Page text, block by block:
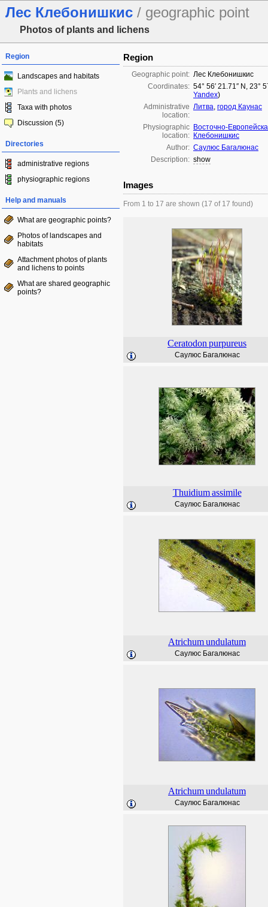
Лес Клебонишкис / geographic point
Photos of plants and lichens
Region
Landscapes and habitats
Plants and lichens
Taxa with photos
Discussion (5)
Directories
administrative regions
physiographic regions
Help and manuals
What are geographic points?
Photos of landscapes and
habitats
Attachment photos of plants
and lichens to points
What are shared geographic
points?
Region
Geographic point: Лес Клебонишкис
Coordinates: 54° 56′ 21.71″ N, 23°
Yandex)
Administrative
location:
Литва, город Каунас
Physiographic
location:
Восточно-
Клебонишкис
Author: Саулюс Багалюнас
Description: show
Images
From 1 to 17 are shown (17 of 17 found)
Ceratodon purpureus
Саулюс Багалюнас
Thuidium assimile
Саулюс Багалюнас
Atrichumundulatum
Саулюс Багалюнас
Atrichumundulatum
Саулюс Багалюнас